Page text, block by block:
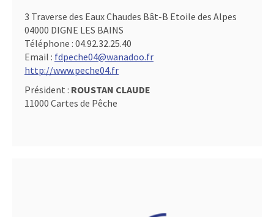
3 Traverse des Eaux Chaudes Bât-B Etoile des Alpes
04000 DIGNE LES BAINS
Téléphone : 04.92.32.25.40
Email : fdpeche04@wanadoo.fr
http://www.peche04.fr
Président : ROUSTAN CLAUDE
11000 Cartes de Pêche